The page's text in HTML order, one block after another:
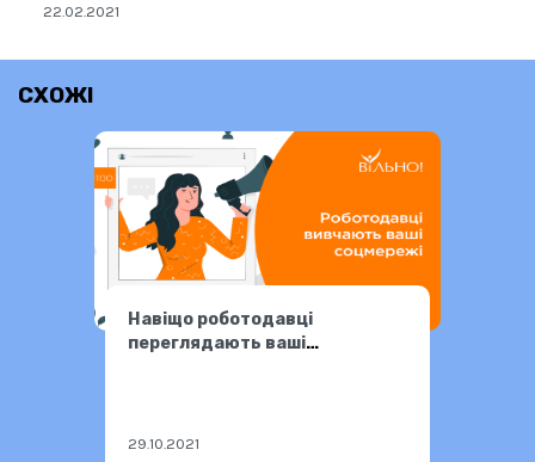
22.02.2021
СХОЖІ
Навіщо роботодавці
переглядають ваші
29.10.2021